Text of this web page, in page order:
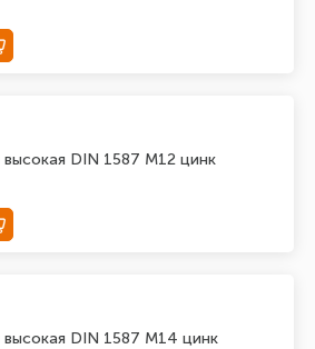
высокая DIN 1587 М12 цинк
высокая DIN 1587 М14 цинк